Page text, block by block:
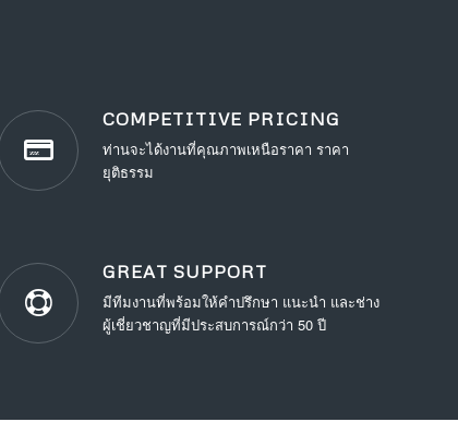
COMPETITIVE PRICING
ท่านจะได้งานที่คุณภาพเหนือราคา ราคา
ยุติธรรม
GREAT SUPPORT
มีทีมงานที่พร้อมให้คำปรึกษา แนะนำ และช่าง
ผู้เชี่ยวชาญที่มีประสบการณ์กว่า 50 ปี